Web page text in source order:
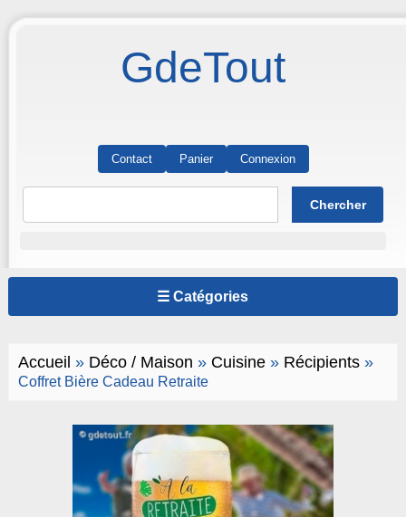
GdeTout
Contact Panier Connexion
☰ Catégories
Accueil » Déco / Maison » Cuisine» Récipients»
Coffret Bière Cadeau Retraite